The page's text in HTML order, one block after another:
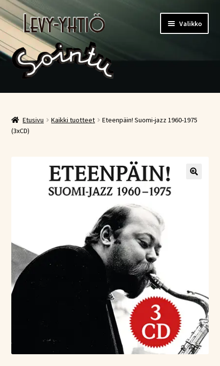
Siirry
navigointiin
Siirry
sisältöön
Valikko
Etusivu
Kauppa
Konserttiliput
Etusivu Kaikki tuotteet
Eteenpäin! Suomi-jazz 1960-1975
(3xCD)